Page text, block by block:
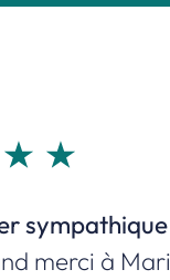
!
merci à
vivement